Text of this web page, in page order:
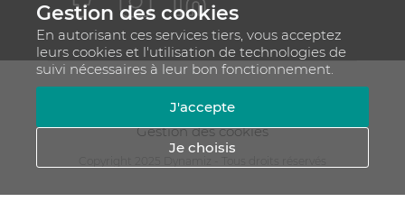
RGPD - Gestion de vos données personnelles
Gestion des cookies
Gestion des cookies
En autorisant ces services tiers, vous acceptez
leurs cookies et l'utilisation de technologies de
suivi nécessaires à leur bon fonctionnement.
Je choisis
J'accepte